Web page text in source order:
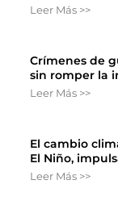
Leer Más >>
Crímenes de
sin romper la
Leer Más >>
El cambio
El Niño,
Leer Más >>